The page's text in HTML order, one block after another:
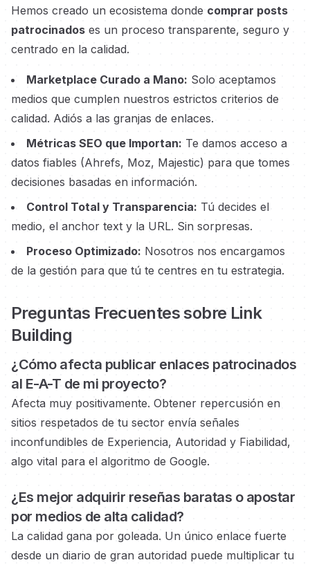
Hemos creado un ecosistema donde comprar posts
patrocinados es un proceso transparente, seguro y
centrado en la calidad.
Marketplace Curado a Mano: Solo aceptamos
medios que cumplen nuestros estrictos criterios de
calidad. Adiós a las granjas de enlaces.
Métricas SEO que Importan: Te damos acceso a
datos fiables (Ahrefs, Moz, Majestic) para que tomes
decisiones basadas en información.
Control Total y Transparencia: Tú decides el
medio, el anchor text y la URL. Sin sorpresas.
Proceso Optimizado: Nosotros nos encargamos
de la gestión para que tú te centres en tu estrategia.
Preguntas Frecuentes sobre Link
Building
¿Cómo afecta publicar enlaces patrocinados
al E-A-T de mi proyecto?
Afecta muy positivamente. Obtener repercusión en
sitios respetados de tu sector envía señales
inconfundibles de Experiencia, Autoridad y Fiabilidad,
algo vital para el algoritmo de Google.
¿Es mejor adquirir reseñas baratas oapostar
por medios de alta calidad?
La calidad gana por goleada. Un único enlace fuerte
desde un diario de gran autoridad puede multiplicar tu